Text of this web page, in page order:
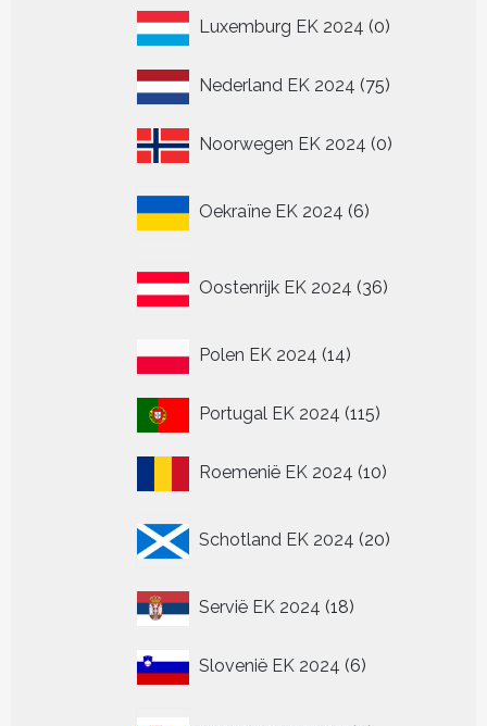
Luxemburg EK 2024 00
Nederland EK 2024 7575
Noorwegen EK 2024 00
Oekraïne EK 2024 6
producten
Oostenrijk EK 2024 36
producten
Polen EK 2024 1414
Portugal EK 2024 115115
Roemenië EK 2024 1010
Schotland EK 2024 20
producten
Servië EK 2024 1818
Slovenië EK 2024 66